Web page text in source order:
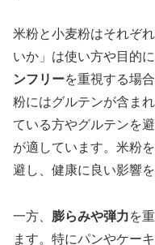
米粉と小麦粉はそれぞ
いか」は使い方や目的
ンフリーを重視する場
粉にはグルテンが含ま
ている方やグルテンを
が適しています。米粉
避し、健康に良い影響
一方、 膨らみや弾力を
ます。特にパンやケー